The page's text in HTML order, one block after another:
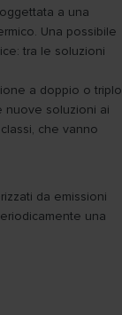
a una
Una possibile
tra le soluzioni
a doppio o triplo
nuove soluzioni ai
che vanno
da emissioni
una